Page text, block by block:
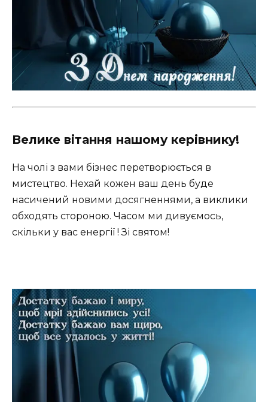
Велике вітання нашому керівнику!
На чолі з вами бізнес перетворюється в
мистецтво. Нехай кожен ваш день буде
насичений новими досягненнями, а виклики
обходять стороною. Часом ми дивуємось,
скільки у вас енергії ! Зі святом!